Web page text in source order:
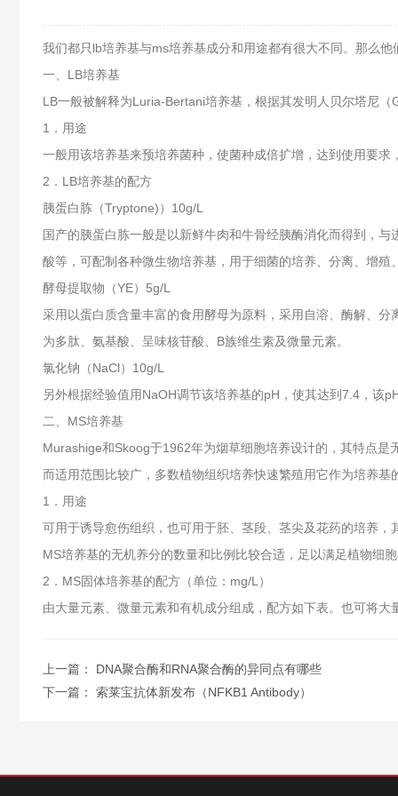
我们都只lb培养基与ms培养基成分和用途都有很大不同。那么
一、LB培养基
LB一般被解释为Luria-Bertani培养基，根据其发明人贝尔塔尼
1．用途
一般用该培养基来预培养菌种，使菌种成倍扩增，达到使用要求
2．LB培养基的配方
胰蛋白胨（Tryptone)）10g/L
国产的胰蛋白胨一般是以新鲜牛肉和牛骨经胰酶消化而得到，
酸等，可配制各种微生物培养基，用于细菌的培养、分离、增殖
酵母提取物（YE）5g/L
采用以蛋白质含量丰富的食用酵母为原料，采用自溶、酶解、
为多肽、氨基酸、呈味核苷酸、B族维生素及微量元素。
氯化钠（NaCl）10g/L
另外根据经验值用NaOH调节该培养基的pH，使其达到7.4，该
二、MS培养基
Murashige和Skoog于1962年为烟草细胞培养设计的，其特点
而适用范围比较广，多数植物组织培养快速繁殖用它作为培养
1．用途
可用于诱导愈伤组织，也可用于胚、茎段、茎尖及花药的培养
MS培养基的无机养分的数量和比例比较合适，足以满足植物细
2．MS固体培养基的配方（单位：mg/L）
由大量元素、微量元素和有机成分组成，配方如下表。也可将
上一篇： DNA聚合酶和RNA聚合酶的异同点有哪些
下一篇： 索莱宝抗体新发布（NFKB1 Antibody）